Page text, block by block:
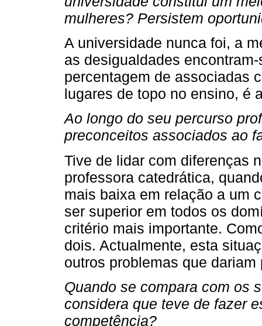
mulheres? Persistem
A universidade nunca foi, a
as desigualdades
percentagem de associadas
lugares de topo no ensino, é
Ao longo do seu percurso
preconceitos associados ao
Tive de lidar com diferenças
professora catedrática,
mais baixa em relação a um
ser superior em todos os
critério mais importante.
dois. Actualmente, esta
outros problemas que
Quando se compara com os
considera que teve de fazer
competência?